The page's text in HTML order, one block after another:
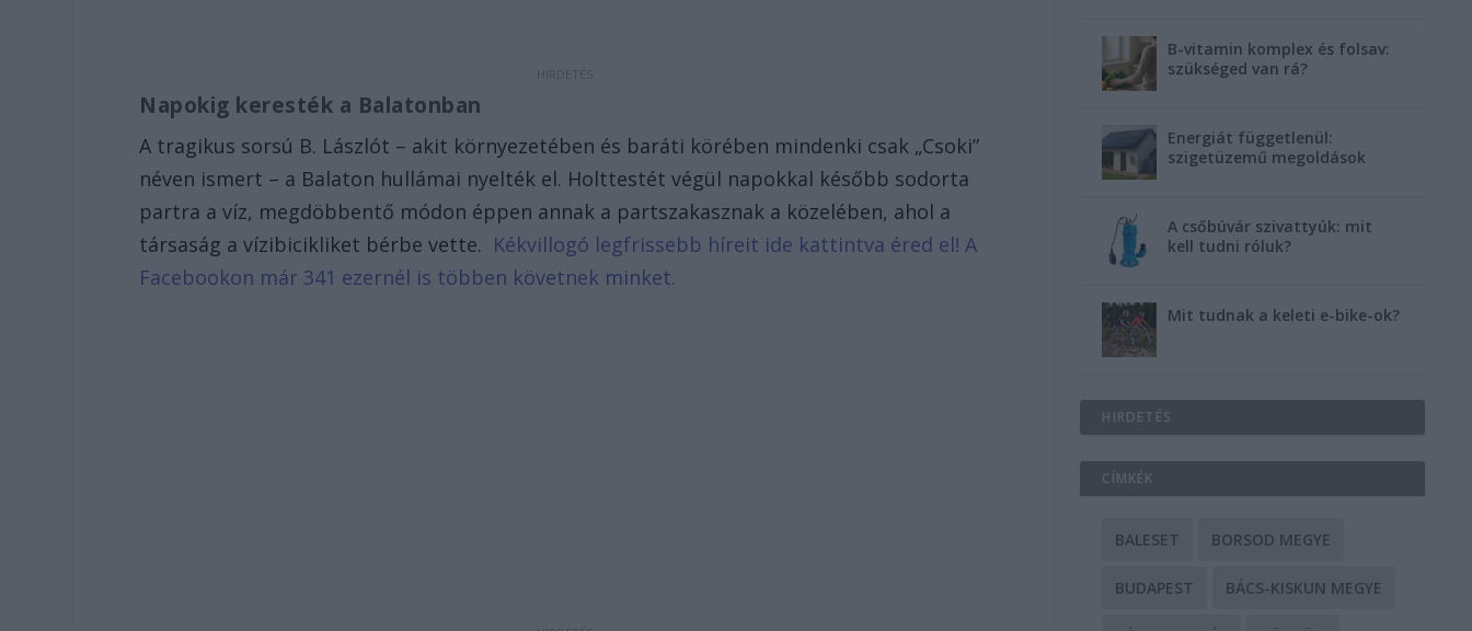
Napokig keresték a Balatonban
A tragikus sorsú B. Lászlót – akit környezetében és baráti körében mindenki csak „Csoki”
néven ismert – a Balaton hullámai nyelték el. Holttestét végül napokkal később sodorta
partra a víz, megdöbbentő módon éppen annak a partszakasznak a közelében, ahol a
társaság a vízibicikliket bérbe vette. Kékvillogó legfrissebb híreit ide kattintva éred el! A
Facebookon már 341 ezernél is többen követnek minket.
B-vitamin komplex és folsav:
szükséged van rá?
Energiát függetlenül:
szigetüzemű megoldások
A csőbúvár szivattyúk: mit
kell tudni róluk?
Mit tudnak a keleti e-bike-ok?
HIRDETÉS
CÍMKÉK
BALESET BORSOD MEGYE
BUDAPEST BÁCS-KISKUN MEGYE